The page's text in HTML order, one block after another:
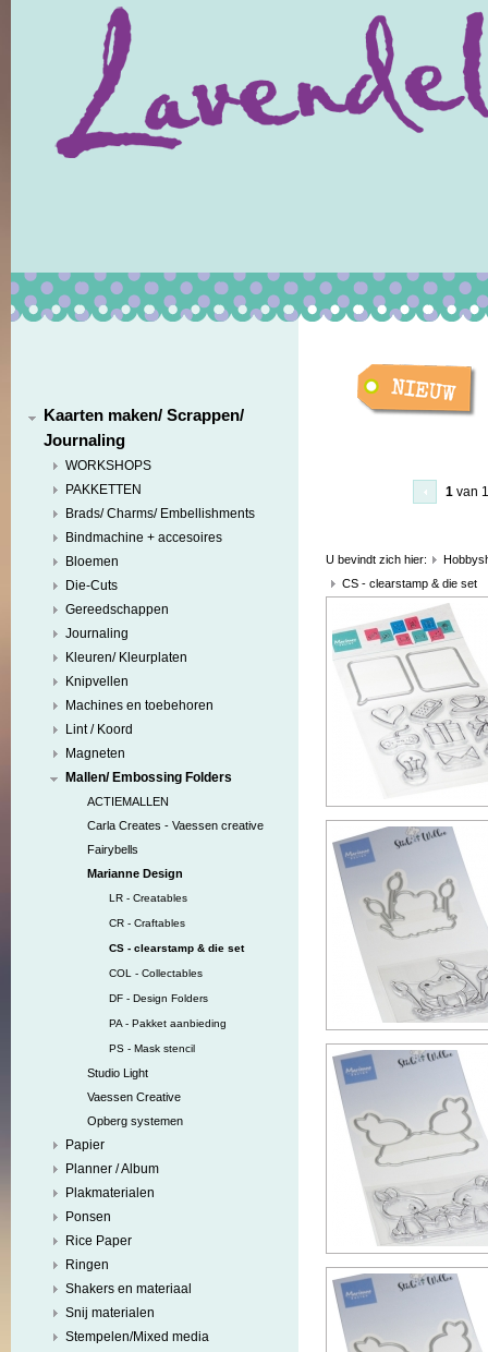
Kaarten maken/ Scrappen/
Journaling
WORKSHOPS
PAKKETTEN
Brads/ Charms/ Embellishments
Bindmachine + accesoires
Bloemen
Die-Cuts
Gereedschappen
Journaling
Kleuren/ Kleurplaten
Knipvellen
Machines en toebehoren
Lint / Koord
Magneten
Mallen/ Embossing Folders
ACTIEMALLEN
Carla Creates - Vaessen creative
Fairybells
Marianne Design
LR - Creatables
CR - Craftables
CS - clearstamp & die set
COL - Collectables
DF - Design Folders
PA - Pakket aanbieding
PS - Mask stencil
Studio Light
Vaessen Creative
Opberg systemen
Papier
Planner / Album
Plakmaterialen
Ponsen
Rice Paper
Ringen
Shakers en materiaal
Snij materialen
Stempelen/Mixed media
1van 1
U bevindt zich hier:
CS - clearstamp & die set